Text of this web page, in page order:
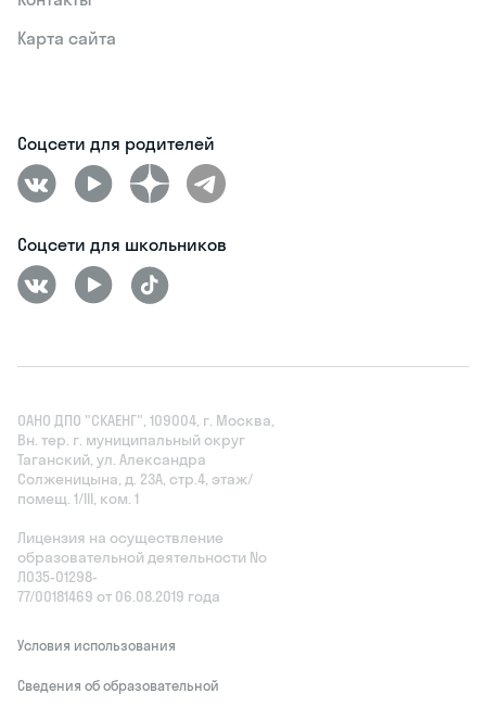
Карта сайта
Соцсети для родителей
Соцсети для школьников
ОАНО ДПО "СКАЕНГ", 109004, г. Москва,
Вн. тер. г. муниципальный округ
Таганский, ул. Александра
Солженицына, д. 23А, стр.4, этаж/
помещ. 1/III, ком. 1
Лицензия на осуществление
образовательной деятельности No
Л035‑01298-
77/00181469 от 06.08.2019 года
Условия использования
Сведения об образовательной